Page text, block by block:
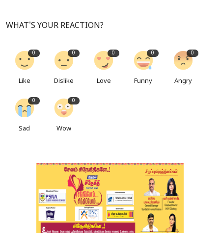
WHAT'S YOUR REACTION?
0
Like
0
Dislike
0
Love
0
Funny
0
Angry
0
Sad
0
Wow